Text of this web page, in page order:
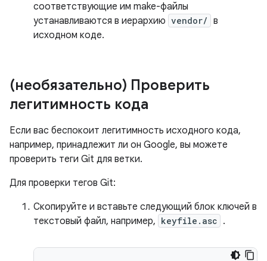
соответствующие им make-файлы
устанавливаются в иерархию vendor/ в
исходном коде.
(необязательно) Проверить
легитимность кода
Если вас беспокоит легитимность исходного кода,
например, принадлежит ли он Google, вы можете
проверить теги Git для ветки.
Для проверки тегов Git:
Скопируйте и вставьте следующий блок ключей в
текстовый файл, например, keyfile.asc .